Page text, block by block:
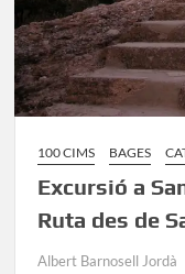
100 CIMS BAGES
Excursió a
Ruta des de
Albert Barnosell Jordà